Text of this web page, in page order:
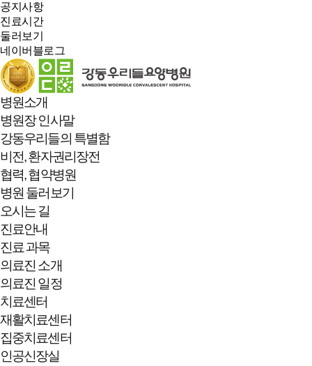
공지사항
진료시간
둘러보기
네이버블로그
병원소개
병원장 인사말
강동우리들의 특별함
비전, 환자권리장전
협력, 협약병원
병원 둘러보기
오시는 길
진료안내
진료 과목
의료진 소개
의료진 일정
치료센터
재활치료센터
집중치료센터
인공신장실